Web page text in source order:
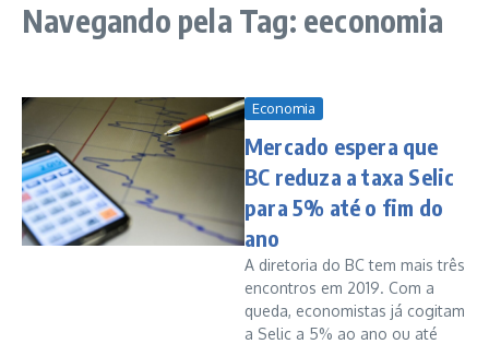
Navegando pela Tag: eeconomia
Economia
Mercado espera que
BC reduza a taxa Selic
para 5% até o fim do
ano
A diretoria do BC tem mais três
encontros em 2019. Com a
queda, economistas já cogitam
a Selic a 5% ao ano ou até